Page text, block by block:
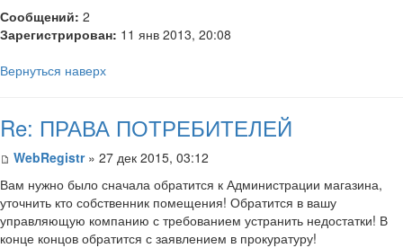
Сообщений: 2
Зарегистрирован: 11 янв 2013, 20:08
Вернуться наверх
Re: ПРАВА ПОТРЕБИТЕЛЕЙ
WebRegistr» 27 дек 2015, 03:12
Вам нужно было сначала обратится к Администрации магазина,
уточнить кто собственник помещения! Обратится в вашу
управляющую компанию с требованием устранить недостатки! В
конце концов обратится с заявлением в прокуратуру!